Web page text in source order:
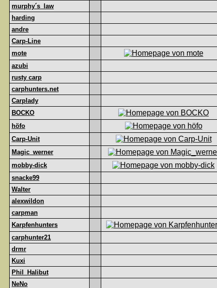
murphy´s_law
harding
andre
Carp-Line
mote
azubi
rusty carp
carphunters.net
Carplady
BOCKO
höfo
Carp-Unit
Magic_werner
mobby-dick
snacke99
Walter
alexwildon
carpman
Karpfenhunters
carphunter21
drmr
Kuxi
Phil_Halibut
NeNo